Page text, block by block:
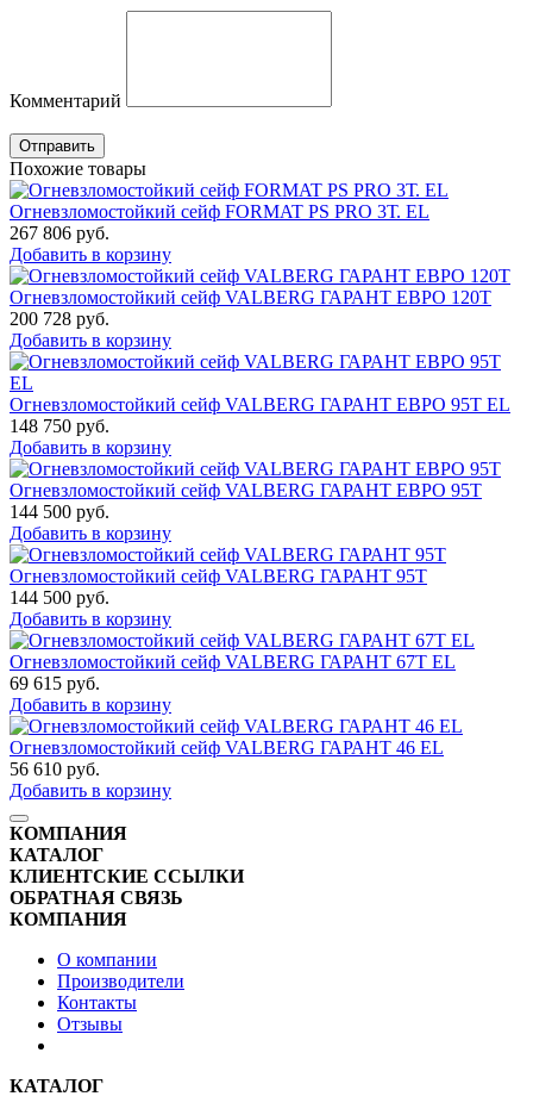
Комментарий
Отправить
Похожие товары
Огневзломостойкий сейф FORMAT PS PRO 3Т. EL
267 806 руб.
Добавить в корзину
Огневзломостойкий сейф VALBERG ГАРАНТ ЕВРО 120Т
200 728 руб.
Добавить в корзину
Огневзломостойкий сейф VALBERG ГАРАНТ ЕВРО 95T EL
148 750 руб.
Добавить в корзину
Огневзломостойкий сейф VALBERG ГАРАНТ ЕВРО 95T
144 500 руб.
Добавить в корзину
Огневзломостойкий сейф VALBERG ГАРАНТ 95T
144 500 руб.
Добавить в корзину
Огневзломостойкий сейф VALBERG ГАРАНТ 67T EL
69 615 руб.
Добавить в корзину
Огневзломостойкий сейф VALBERG ГАРАНТ 46 EL
56 610 руб.
Добавить в корзину
КОМПАНИЯ
КАТАЛОГ
КЛИЕНТСКИЕ ССЫЛКИ
ОБРАТНАЯ СВЯЗЬ
КОМПАНИЯ
О компании
Производители
Контакты
Отзывы
КАТАЛОГ